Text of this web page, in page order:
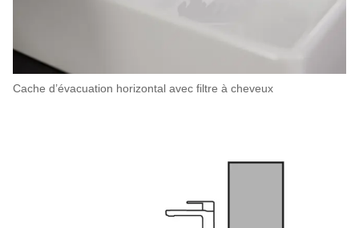
Cache d’évacuation horizontal avec filtre à cheveux